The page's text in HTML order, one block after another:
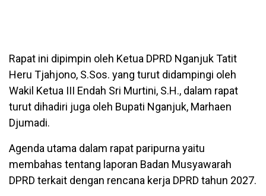
Rapat ini dipimpin oleh Ketua DPRD Nganjuk Tatit
Heru Tjahjono, S.Sos. yang turut didampingi oleh
Wakil Ketua III Endah Sri Murtini, S.H., dalam rapat
turut dihadiri juga oleh Bupati Nganjuk, Marhaen
Djumadi.
Agenda utama dalam rapat paripurna yaitu
membahas tentang laporan Badan Musyawarah
DPRD terkait dengan rencana kerja DPRD tahun 2027.